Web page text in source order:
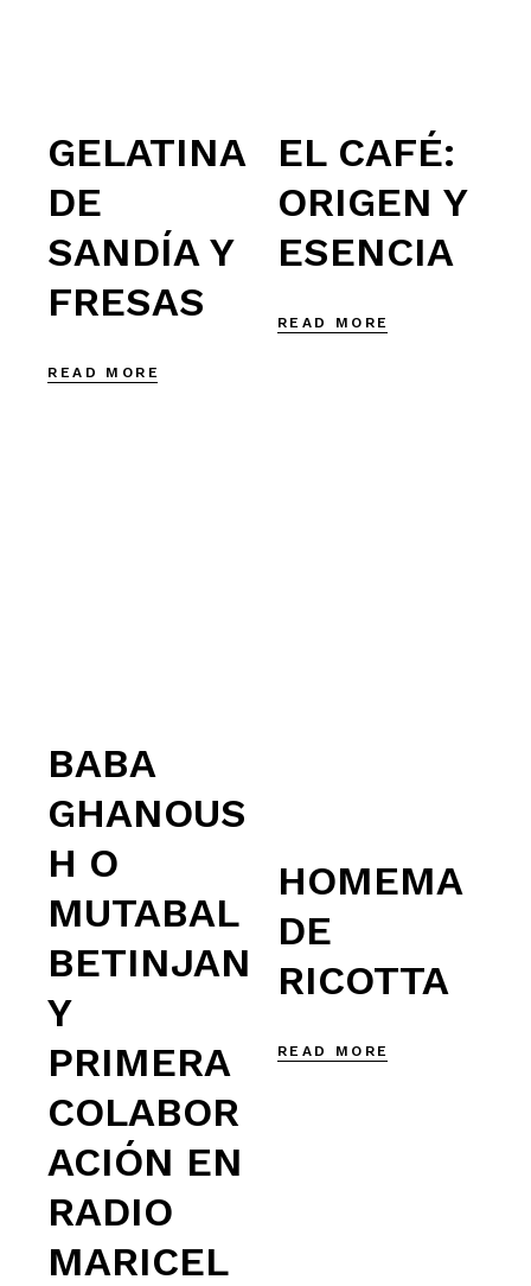
GELATINA
DE
SANDÍA Y
FRESAS
READ MORE
EL CAFÉ:
ORIGEN Y
ESENCIA
READ MORE
BABA
GHANOUS
H O
MUTABAL
BETINJAN
Y
PRIMERA
COLABOR
ACIÓN EN
RADIO
MARICEL
HOMEMA
DE
RICOTTA
READ MORE